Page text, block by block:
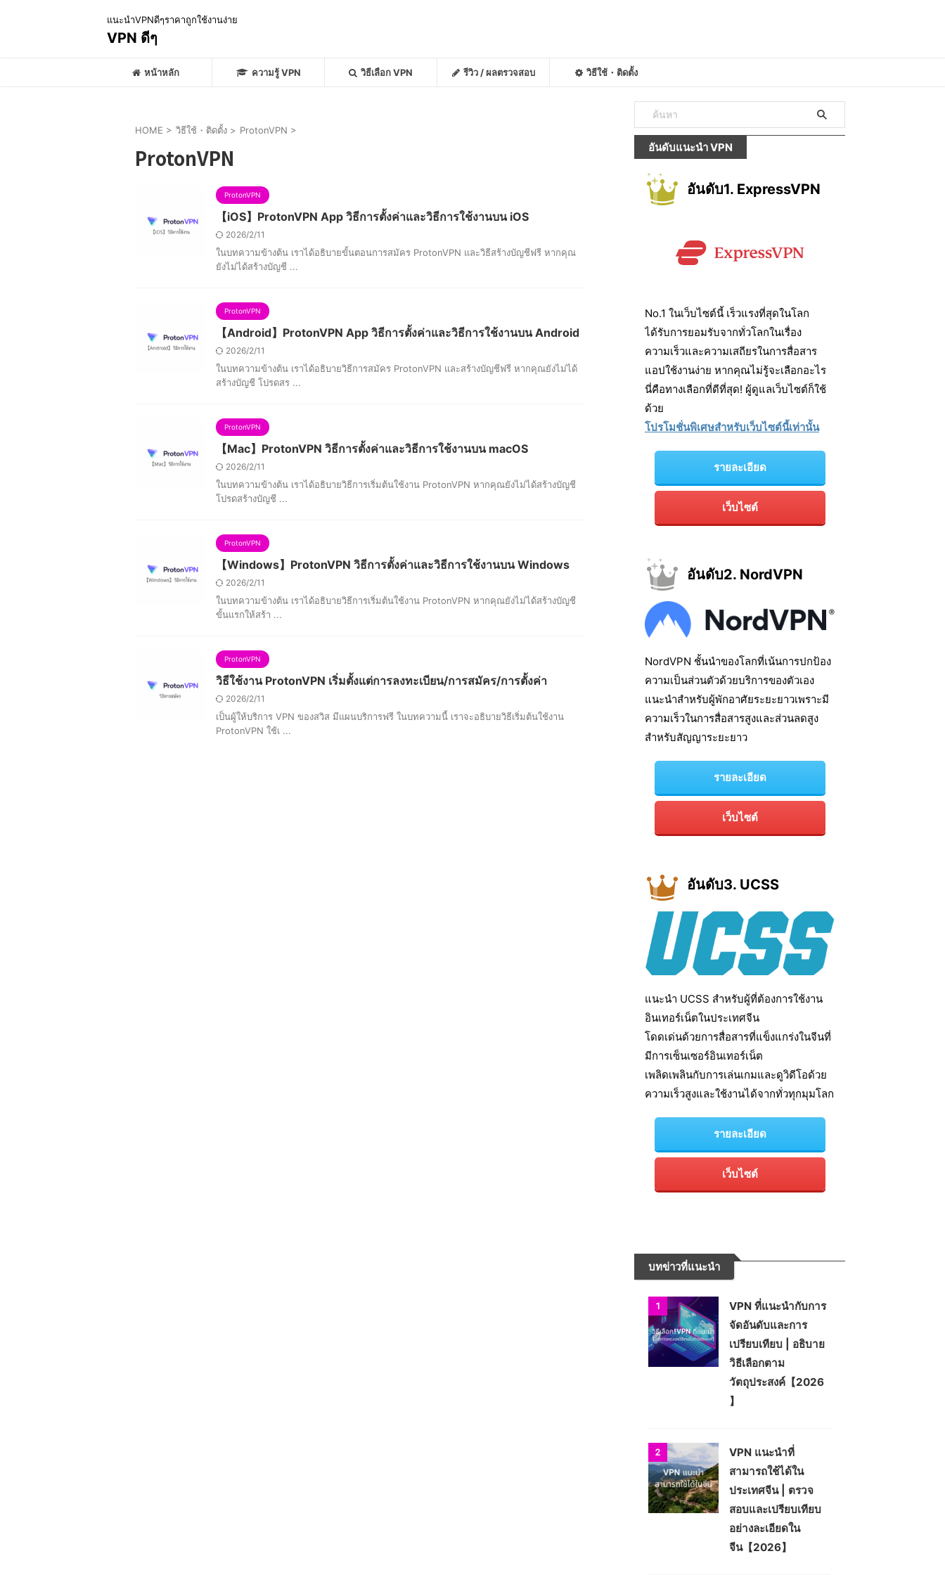
แนะนำVPNดีๆราคาถูกใช้งานง่าย
VPN ดีๆ
หน้าหลัก ความรู้ VPN วิธีเลือก VPN รีวิว / ผลตรวจสอบ วิธีใช้・ติดตั้ง
HOME > วิธีใช้・ติดตั้ง > ProtonVPN >
ProtonVPN
ProtonVPN
【iOS】ProtonVPN App วิธีการตั้งค่าและวิธีการใช้งานบน iOS
2026/2/11
ในบทความข้างต้น เราได้อธิบายขั้นตอนการสมัคร ProtonVPN และวิธีสร้างบัญชีฟรี หากคุณ
ยังไม่ได้สร้างบัญชี ...
ProtonVPN
【Android】ProtonVPN App วิธีการตั้งค่าและวิธีการใช้งานบน Android
2026/2/11
ในบทความข้างต้น เราได้อธิบายวิธีการสมัคร ProtonVPN และสร้างบัญชีฟรี หากคุณยังไม่ได้
สร้างบัญชี โปรดสร ...
ProtonVPN
【Mac】ProtonVPN วิธีการตั้งค่าและวิธีการใช้งานบน macOS
2026/2/11
ในบทความข้างต้น เราได้อธิบายวิธีการเริ่มต้นใช้งาน ProtonVPN หากคุณยังไม่ได้สร้างบัญชี
โปรดสร้างบัญชี ...
ProtonVPN
【Windows】ProtonVPN วิธีการตั้งค่าและวิธีการใช้งานบน Windows
2026/2/11
ในบทความข้างต้น เราได้อธิบายวิธีการเริ่มต้นใช้งาน ProtonVPN หากคุณยังไม่ได้สร้างบัญชี
ขั้นแรกให้สร้า ...
ProtonVPN
วิธีใช้งาน ProtonVPN เริ่มตั้งแต่การลงทะเบียน/การสมัคร/การตั้งค่า
2026/2/11
เป็นผู้ให้บริการ VPN ของสวิส มีแผนบริการฟรี ในบทความนี้ เราจะอธิบายวิธีเริ่มต้นใช้งาน
ProtonVPN ใช้เ ...
อันดับแนะนำ VPN
อันดับ1. ExpressVPN
No.1 ในเว็บไซต์นี้ เร็วแรงที่สุดในโลก
ได้รับการยอมรับจากทั่วโลกในเรื่อง
ความเร็วและความเสถียรในการสื่อสาร
แอปใช้งานง่าย หากคุณไม่รู้จะเลือกอะไร
นี่คือทางเลือกที่ดีที่สุด! ผู้ดูแลเว็บไซต์ก็ใช้
ด้วย
โปรโมชั่นพิเศษสำหรับเว็บไซต์นี้เท่านั้น
รายละเอียด
เว็บไซต์
อันดับ2. NordVPN
NordVPN ชั้นนำของโลกที่เน้นการปกป้อง
ความเป็นส่วนตัวด้วยบริการของตัวเอง
แนะนำสำหรับผู้พักอาศัยระยะยาวเพราะมี
ความเร็วในการสื่อสารสูงและส่วนลดสูง
สำหรับสัญญาระยะยาว
รายละเอียด
เว็บไซต์
อันดับ3. UCSS
แนะนำ UCSS สำหรับผู้ที่ต้องการใช้งาน
อินเทอร์เน็ตในประเทศจีน
โดดเด่นด้วยการสื่อสารที่แข็งแกร่งในจีนที่
มีการเซ็นเซอร์อินเทอร์เน็ต
เพลิดเพลินกับการเล่นเกมและดูวิดีโอด้วย
ความเร็วสูงและใช้งานได้จากทั่วทุกมุมโลก
รายละเอียด
เว็บไซต์
บทข่าวที่แนะนำ
1
VPN ที่แนะนำกับการ
จัดอันดับและการ
เปรียบเทียบ | อธิบาย
วิธีเลือกตาม
วัตถุประสงค์【2026
】
2
VPN แนะนำที่
สามารถใช้ได้ใน
ประเทศจีน | ตรวจ
สอบและเปรียบเทียบ
อย่างละเอียดใน
จีน【2026】